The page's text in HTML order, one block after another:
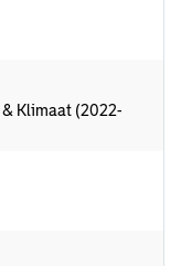
Klimaat (2022-